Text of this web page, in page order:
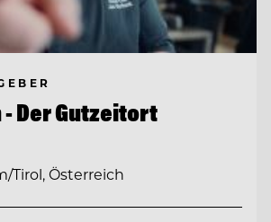
Der Gutzeitort
Tirol, Österreich